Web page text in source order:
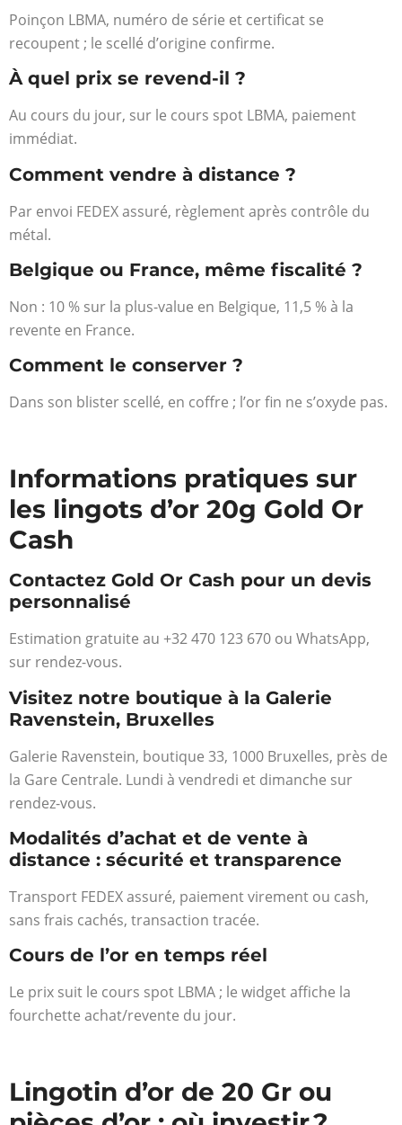
Poinçon LBMA, numéro de série et certificat se
recoupent ; le scellé d’origine confirme.
À quel prix se revend-il ?
Au cours du jour, sur le cours spot LBMA, paiement
immédiat.
Comment vendre à distance ?
Par envoi FEDEX assuré, règlement après contrôle du
métal.
Belgique ou France, même fiscalité ?
Non : 10 % sur la plus-value en Belgique, 11,5 % à la
revente en France.
Comment le conserver ?
Dans son blister scellé, en coffre ; l’or fin ne s’oxyde pas.
Informations pratiques sur
les lingots d’or 20g Gold Or
Cash
Contactez Gold Or Cash pour un devis
personnalisé
Estimation gratuite au +32 470 123 670 ou WhatsApp,
sur rendez-vous.
Visitez notre boutique à la Galerie
Ravenstein, Bruxelles
Galerie Ravenstein, boutique 33, 1000 Bruxelles, près de
la Gare Centrale. Lundi à vendredi et dimanche sur
rendez-vous.
Modalités d’achat et de vente à
distance : sécurité et transparence
Transport FEDEX assuré, paiement virement ou cash,
sans frais cachés, transaction tracée.
Cours de l’or en temps réel
Le prix suit le cours spot LBMA ; le widget affiche la
fourchette achat/revente du jour.
Lingotin d’or de 20 Gr ou